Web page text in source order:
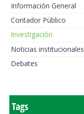
Información General
Contador Público
Investigación
Noticias institucionales
Debates
Tags